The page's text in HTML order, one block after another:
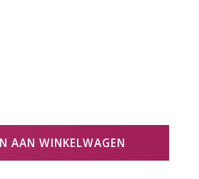
AAN WINKELWAGEN